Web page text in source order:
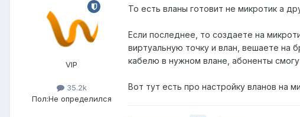
VIP
35.2k
Пол:Не определился
То есть вланы готовит не микротик а
Если последнее, то создаете на
виртуальную точку и влан, вешаете на
кабелю в нужном влане, абоненты
Вот тут есть про настройку вланов на